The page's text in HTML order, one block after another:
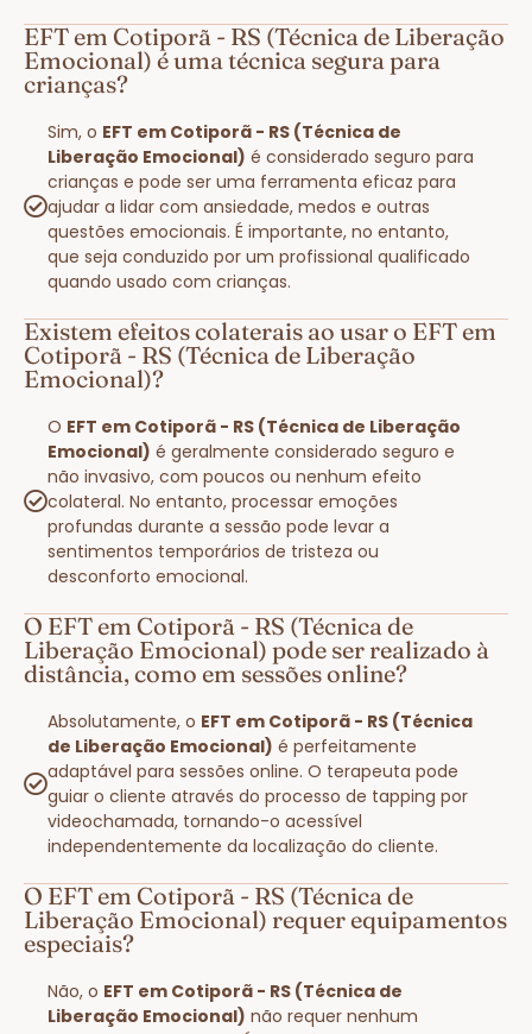
EFT em Cotiporã - RS (Técnica de Liberação
Emocional) é uma técnica segura para
crianças?
Sim, o EFT em Cotiporã - RS (Técnica de
Liberação Emocional) é considerado seguro para
crianças e pode ser uma ferramenta eficaz para
ajudar a lidar com ansiedade, medos e outras
questões emocionais. É importante, no entanto,
que seja conduzido por um profissional qualificado
quando usado com crianças.
Existem efeitos colaterais ao usar o EFT em
Cotiporã - RS (Técnica de Liberação
Emocional)?
O EFT em Cotiporã - RS (Técnica de Liberação
Emocional) é geralmente considerado seguro e
não invasivo, com poucos ou nenhum efeito
colateral. No entanto, processar emoções
profundas durante a sessão pode levar a
sentimentos temporários de tristeza ou
desconforto emocional.
O EFT em Cotiporã - RS (Técnica de
Liberação Emocional) pode ser realizado à
distância, como em sessões online?
Absolutamente, o EFT em Cotiporã - RS (Técnica
de Liberação Emocional) é perfeitamente
adaptável para sessões online. O terapeuta pode
guiar o cliente através do processo de tapping por
videochamada, tornando-o acessível
independentemente da localização do cliente.
O EFT em Cotiporã - RS (Técnica de
Liberação Emocional) requer equipamentos
especiais?
Não, o EFT em Cotiporã - RS (Técnica de
Liberação Emocional) não requer nenhum